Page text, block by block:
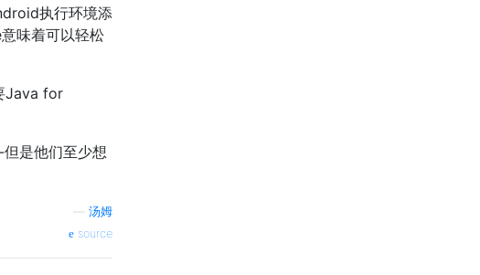
执行环境添
味着可以轻松
Java for
是他们至少想
汤姆
source